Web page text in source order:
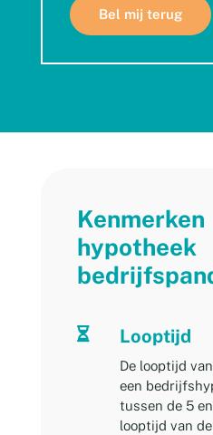
Kenmerken
hypotheek
 Looptijd
De looptijd
een
tussen de 5
looptijd van